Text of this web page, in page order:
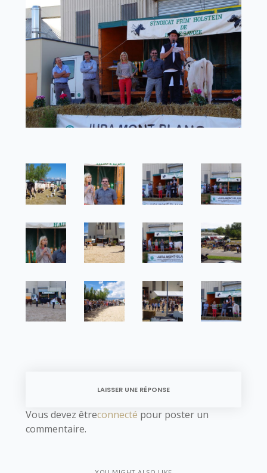
LAISSER UNE RÉPONSE
Vous devez êtreconnecté pour poster un
commentaire.